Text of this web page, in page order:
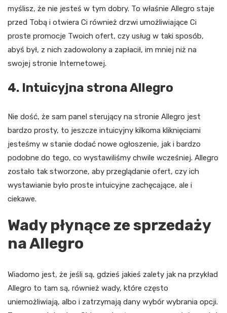
myślisz, że nie jesteś w tym dobry. To właśnie Allegro staje
przed Tobą i otwiera Ci również drzwi umożliwiające Ci
proste promocje Twoich ofert, czy usług w taki sposób,
abyś był, z nich zadowolony a zapłacił, im mniej niż na
swojej stronie Internetowej.
4. Intuicyjna strona Allegro
Nie dość, że sam panel sterujący na stronie Allegro jest
bardzo prosty, to jeszcze intuicyjny kilkoma kliknięciami
jesteśmy w stanie dodać nowe ogłoszenie, jak i bardzo
podobne do tego, co wystawiliśmy chwile wcześniej. Allegro
zostało tak stworzone, aby przeglądanie ofert, czy ich
wystawianie było proste intuicyjne zachęcające, ale i
ciekawe.
Wady płynące ze sprzedaży
na Allegro
Wiadomo jest, że jeśli są, gdzieś jakieś zalety jak na przykład
Allegro to tam są, również wady, które często
uniemożliwiają, albo i zatrzymają dany wybór wybrania opcji.